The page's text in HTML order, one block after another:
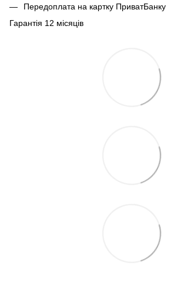
Передоплата на картку ПриватБанку
Гарантія 12 місяців